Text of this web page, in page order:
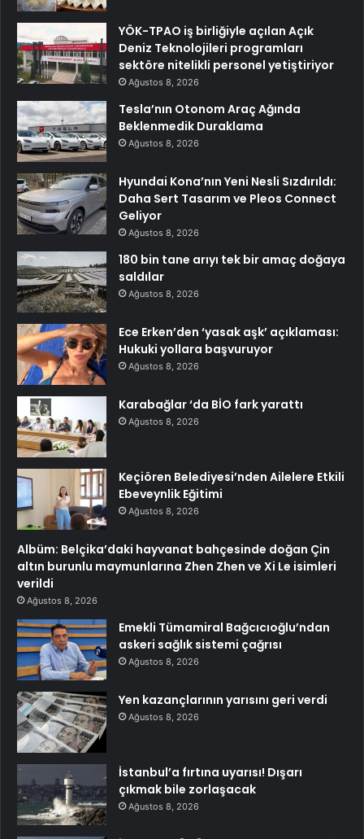
YÖK-TPAO iş birliğiyle açılan Açık
Deniz Teknolojileri programları
sektöre nitelikli personel yetiştiriyor
Ağustos 8, 2026
Tesla’nın Otonom Araç Ağında
Beklenmedik Duraklama
Ağustos 8, 2026
Hyundai Kona’nın Yeni Nesli Sızdırıldı:
Daha Sert Tasarım ve Pleos Connect
Geliyor
Ağustos 8, 2026
180 bin tane arıyı tek bir amaç doğaya
saldılar
Ağustos 8, 2026
Ece Erken’den ‘yasak aşk’ açıklaması:
Hukuki yollara başvuruyor
Ağustos 8, 2026
Karabağlar ‘da BİO fark yarattı
Ağustos 8, 2026
Keçiören Belediyesi’nden Ailelere Etkili
Ebeveynlik Eğitimi
Ağustos 8, 2026
Albüm: Belçika’daki hayvanat bahçesinde doğan Çin
altın burunlu maymunlarına Zhen Zhen ve Xi Le isimleri
verildi
Ağustos 8, 2026
Emekli Tümamiral Bağcıcıoğlu’ndan
askeri sağlık sistemi çağrısı
Ağustos 8, 2026
Yen kazançlarının yarısını geri verdi
Ağustos 8, 2026
İstanbul’a fırtına uyarısı! Dışarı
çıkmak bile zorlaşacak
Ağustos 8, 2026